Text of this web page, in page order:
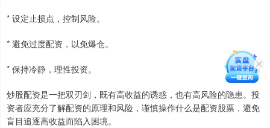
* 设定止损点，控制风险。
* 避免过度配资，以免爆仓。
* 保持冷静，理性投资。
炒股配资是一把双刃剑，既有高收益的诱惑，也有高风险的隐患。投
资者应充分了解配资的原理和风险，谨慎操作什么是配资股票，避免
盲目追逐高收益而陷入困境。